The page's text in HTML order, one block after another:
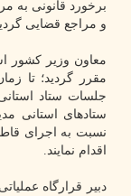
برخورد قانونی به
و مراجع قضایی
معاون وزیر کشور
مقرر گردید؛ تا
جلسات ستاد
ستادهای استانی
نسبت به اجرای
اقدام نمایند.
دبیر قرارگاه